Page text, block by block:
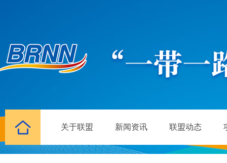
关于联盟 新闻资讯 联盟动态